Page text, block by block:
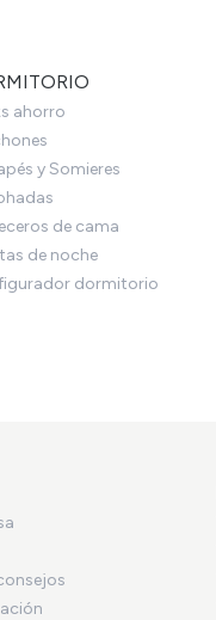
ahorro
y Somieres
de cama
de noche
dormitorio